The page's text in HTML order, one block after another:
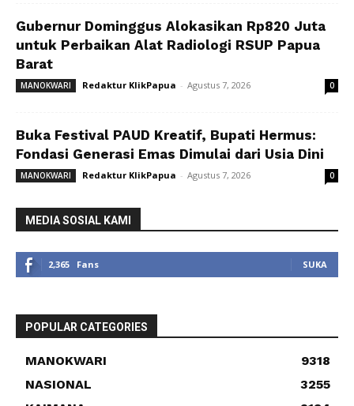
Gubernur Dominggus Alokasikan Rp820 Juta
untuk Perbaikan Alat Radiologi RSUP Papua
Barat
MANOKWARI Redaktur KlikPapua - Agustus 7, 2026 0
Buka Festival PAUD Kreatif, Bupati Hermus:
Fondasi Generasi Emas Dimulai dari Usia Dini
MANOKWARI Redaktur KlikPapua - Agustus 7, 2026 0
MEDIA SOSIAL KAMI
2,365 Fans SUKA
POPULAR CATEGORIES
MANOKWARI
9318
NASIONAL
3255